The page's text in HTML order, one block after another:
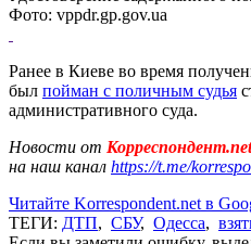
Фото: vppdr.gp.gov.ua
Ранее в Киеве во время
был пойман с поличным судья
административного суда.
Новости от
на наш канал https://t.me/
Читайте Korrespondent.net в
ТЕГИ: ДТП, СБУ, Одесса,